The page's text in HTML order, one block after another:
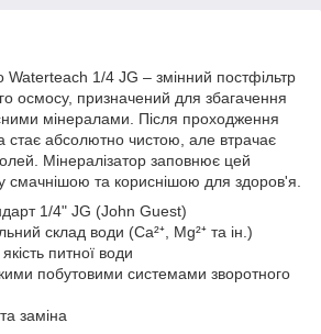
Waterteach 1/4 JG – змінний постфільтр
осмосу, призначений для збагачення
мінералами. Після проходження
стає абсолютно чистою, але втрачає
Мінералізатор заповнює цей
смачнішою та кориснішою для здоров'я.
1/4" JG (John Guest)
склад води (Ca²⁺, Mg²⁺ та ін.)
питної води
побутовими системами зворотного
заміна